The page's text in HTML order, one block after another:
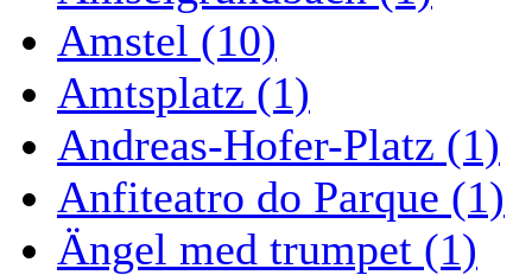
Amstel (10)
Amtsplatz (1)
Andreas-Hofer-Platz (1)
Anfiteatro do Parque (1)
Ängel med trumpet (1)